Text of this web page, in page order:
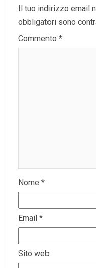
Il tuo indirizzo email
obbligatori sono
Commento *
Nome *
Email *
Sito web